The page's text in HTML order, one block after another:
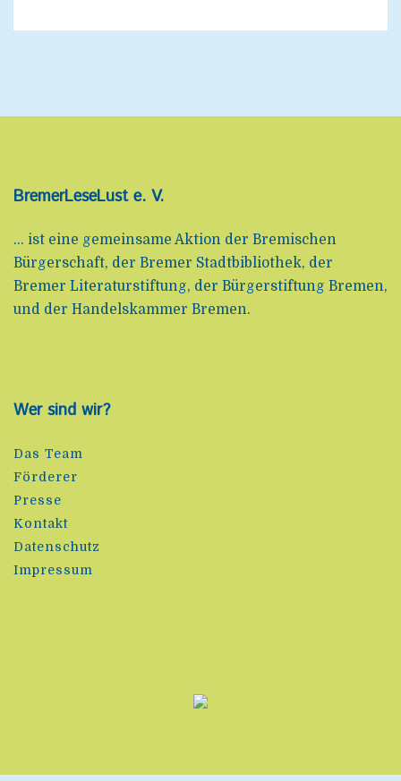
BremerLeseLust e. V.
... ist eine gemeinsame Aktion der Bremischen
Bürgerschaft, der Bremer Stadtbibliothek, der
Bremer Literaturstiftung, der Bürgerstiftung Bremen,
und der Handelskammer Bremen.
Wer sind wir?
Das Team
Förderer
Presse
Kontakt
Datenschutz
Impressum